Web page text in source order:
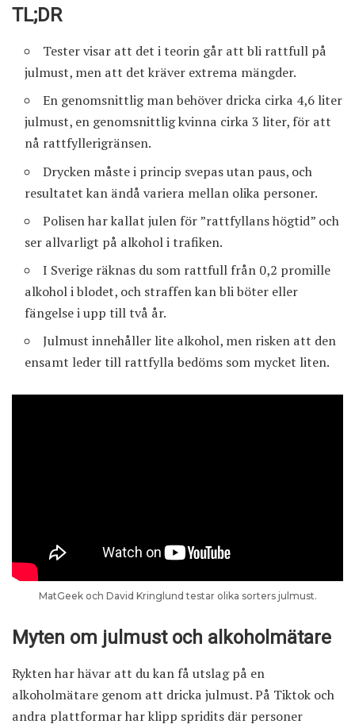
TL;DR
Tester visar att det i teorin går att bli rattfull på
julmust, men att det kräver extrema mängder.
En genomsnittlig man behöver dricka cirka 4,6 liter
julmust, en genomsnittlig kvinna cirka 3 liter, för att
nå rattfyllerigränsen.
Drycken måste i princip svepas utan paus, och
resultatet kan ändå variera mellan olika personer.
Polisen har kallat julen för ”rattfyllans högtid” och
ser allvarligt på alkohol i trafiken.
I Sverige räknas du som rattfull från 0,2 promille
alkohol i blodet, och straffen kan bli böter eller
fängelse i upp till två år.
Julmust innehåller lite alkohol, men risken att den
ensamt leder till rattfylla bedöms som mycket liten.
MatGeek och David Kringlund testar olika sorters julmust.
Myten om julmust och alkoholmätare
Rykten har hävar att du kan få utslag på en
alkoholmätare genom att dricka julmust. På Tiktok och
andra plattformar har klipp spridits där personer